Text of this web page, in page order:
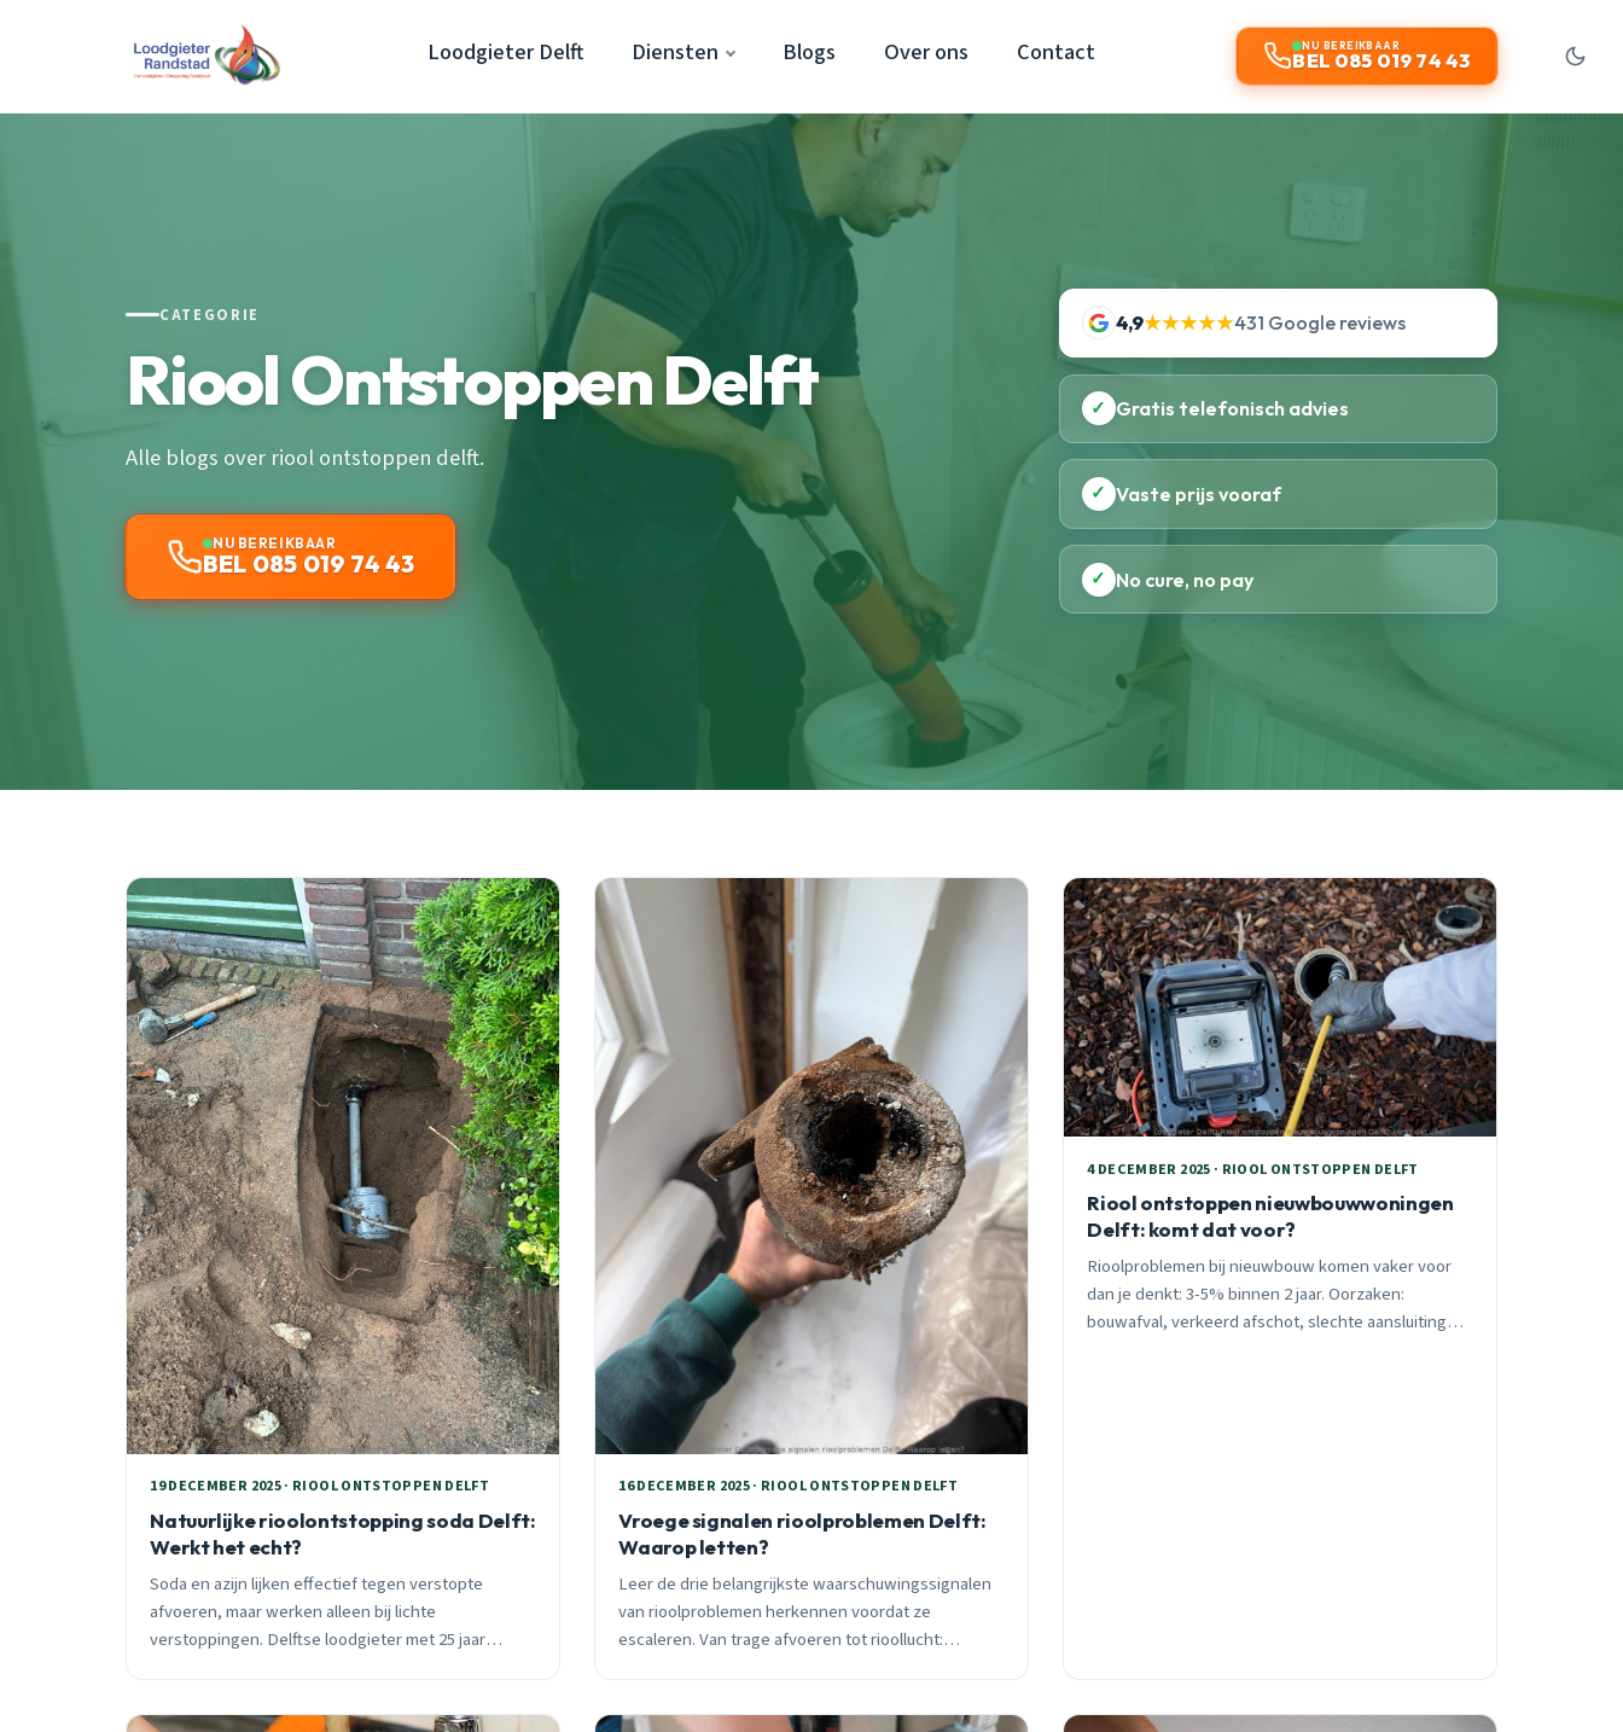
Loodgieter Delft Diensten Blogs Over ons Contact NU BEREIKBAAR
BEL 085 019 74 43
CATEGORIE
Riool Ontstoppen Delft
Alle blogs over riool ontstoppen delft.
NU BEREIKBAAR
BEL 085 019 74 43
4,9★★★★★431 Google reviews
✓ Gratis telefonisch advies
✓ Vaste prijs vooraf
✓ No cure, no pay
19 DECEMBER 2025 · RIOOL ONTSTOPPEN DELFT
Natuurlijke rioolontstopping soda Delft:
Werkt het echt?
Soda en azijn lijken effectief tegen verstopte
afvoeren, maar werken alleen bij lichte
verstoppingen. Delftse loodgieter met 25 jaar
16 DECEMBER 2025 · RIOOL ONTSTOPPEN DELFT
Vroege signalen rioolproblemen Delft:
Waarop letten?
Leer de drie belangrijkste waarschuwingssignalen
van rioolproblemen herkennen voordat ze
escaleren. Van trage afvoeren tot rioollucht:
4 DECEMBER 2025 · RIOOL ONTSTOPPEN DELFT
Riool ontstoppen nieuwbouwwoningen
Delft: komt dat voor?
Rioolproblemen bij nieuwbouw komen vaker voor
dan je denkt: 3-5% binnen 2 jaar. Oorzaken:
bouwafval, verkeerd afschot, slechte aansluitingen.